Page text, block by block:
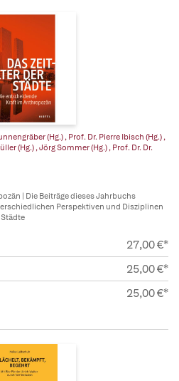
(Hg.) , Prof. Dr. Pierre Ibisch (Hg.) ,
(Hg.) ,Jörg Sommer (Hg.) , Prof. Dr. Dr.
| Die Beiträge dieses Jahrbuchs
Perspektiven und Disziplinen
27,00 €*
25,00 €*
25,00 €*